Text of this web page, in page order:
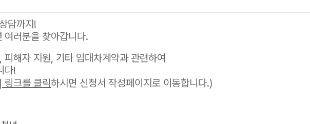
담까지!
여러분을 찾아갑니다.
해자 지원, 기타 임대차계약과 관련하여
다!
크를 클릭하시면 신청서 작성페이지로 이동합니다.)